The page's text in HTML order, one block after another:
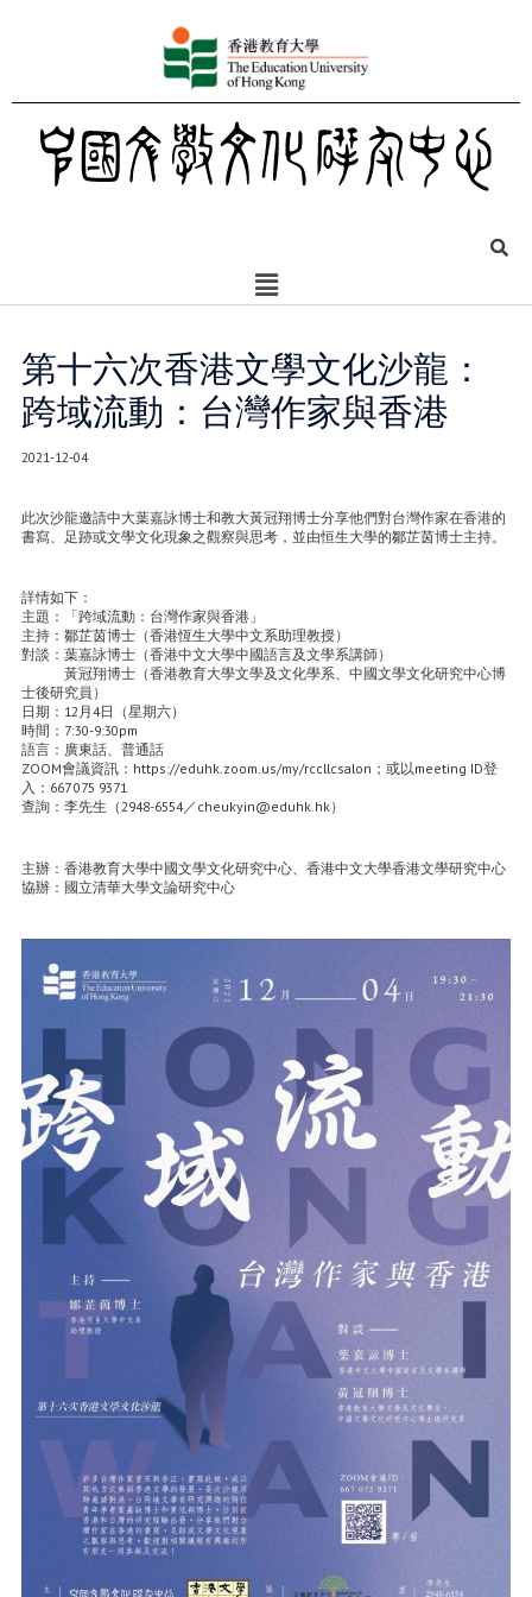
第十六次香港文學文化沙龍：
跨域流動：台灣作家與香港
2021-12-04
此次沙龍邀請中大葉嘉詠博士和教大黃冠翔博士分享他們對台灣作家在香港的
書寫、足跡或文學文化現象之觀察與思考，並由恒生大學的鄒芷茵博士主持。
詳情如下：
主題：「跨域流動：台灣作家與香港」
主持：鄒芷茵博士（香港恆生大學中文系助理教授）
對談：葉嘉詠博士（香港中文大學中國語言及文學系講師）
黃冠翔博士（香港教育大學文學及文化學系、中國文學文化研究中心博
士後研究員）
日期：12月4日（星期六）
時間：7:30-9:30pm
語言：廣東話、普通話
ZOOM會議資訊：https://eduhk.zoom.us/my/rccllcsalon；或以meeting ID登
入：667 075 9371
查詢：李先生（2948-6554／cheukyin@eduhk.hk）
主辦：香港教育大學中國文學文化研究中心、香港中文大學香港文學研究中心
協辦：國立清華大學文論研究中心